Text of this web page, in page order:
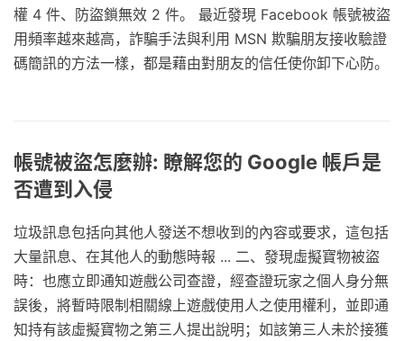
權 4 件、防盜鎖無效 2 件。 最近發現 Facebook 帳號被盜
用頻率越來越高，詐騙手法與利用 MSN 欺騙朋友接收驗證
碼簡訊的方法一樣，都是藉由對朋友的信任使你卸下心防。
帳號被盜怎麼辦: 瞭解您的 Google 帳戶是
否遭到入侵
垃圾訊息包括向其他人發送不想收到的內容或要求，這包括
大量訊息、在其他人的動態時報 ... 二、發現虛擬寶物被盜
時：也應立即通知遊戲公司查證，經查證玩家之個人身分無
誤後，將暫時限制相關線上遊戲使用人之使用權利，並即通
知持有該虛擬寶物之第三人提出說明；如該第三人未於接獲